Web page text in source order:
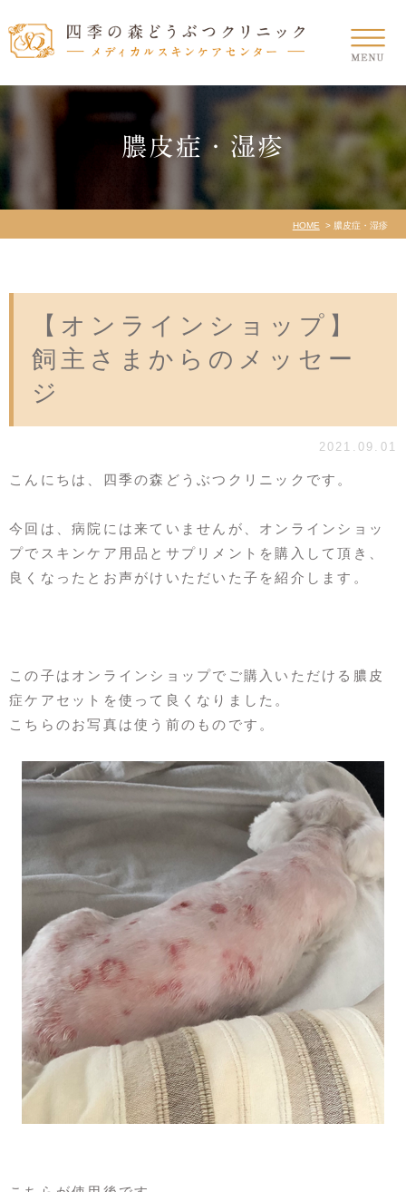
膿皮症・湿疹
HOME 膿皮症・湿疹
【オンラインショップ】
飼主さまからのメッセー
ジ
2021.09.01
こんにちは、四季の森どうぶつクリニックです。
今回は、病院には来ていませんが、オンラインショッ
プでスキンケア用品とサプリメントを購入して頂き、
良くなったとお声がけいただいた子を紹介します。
この子はオンラインショップでご購入いただける膿皮
症ケアセットを使って良くなりました。
こちらのお写真は使う前のものです。